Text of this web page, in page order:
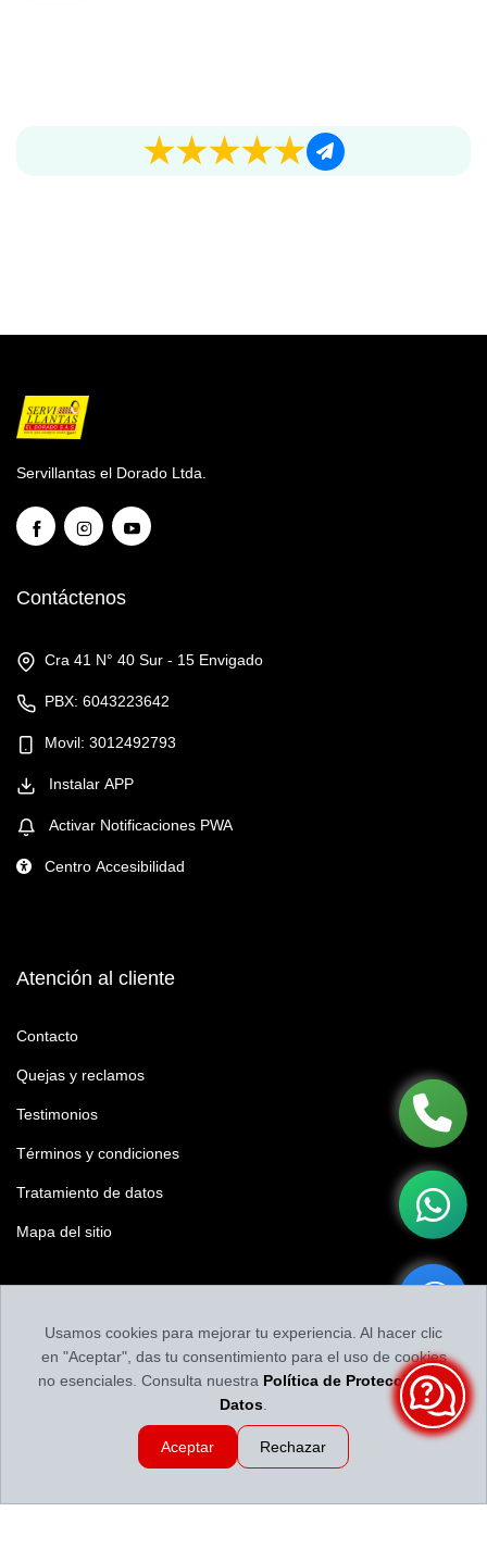
Usamos cookies para mejorar tu experiencia. Al hacer clic
en "Aceptar", das tu consentimiento para el uso de cookies
no esenciales. Consulta nuestra Política de Protección de
Datos
Aceptar Rechazar
Servillantas el Dorado Ltda.
Contáctenos
Cra 41 N° 40 Sur - 15 Envigado
PBX: 6043223642
Movil: 3012492793
Instalar APP
Activar Notificaciones PWA
Centro Accesibilidad
Atención al cliente
Contacto
Quejas y reclamos
Testimonios
Términos y condiciones
Tratamiento de datos
Mapa del sitio
Califica tu experiencia y nuestro contenido
Baterías en Medellín | Servillantas el Dorado 2026-08-09 08:39:11